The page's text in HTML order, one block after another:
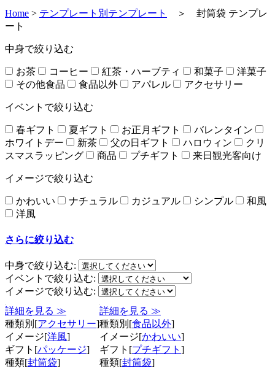
Home > テンプレート別テンプレート
＞ 封筒袋 テンプレ
ート
中身で絞り込む
お茶 コーヒー 紅茶・ハーブティ 和菓子
洋菓子
その他食品
食品以外 アパレル アクセサリー
イベントで絞り込む
春ギフト 夏ギフト お正月ギフト
バレンタイン
ホワイトデー
新茶 父の日ギフト ハロウィン
クリ
スマスラッピング
商品 プチギフト 来日観光客向け
イメージで絞り込む
かわいい ナチュラル カジュアル シンプル
和風
洋風
さらに絞り込む
中身で絞り込む:
イベントで絞り込む:
イメージで絞り込む:
詳細を見る ≫
種類別[アクセサリー]
イメージ[洋風]
ギフト[パッケージ]
種類[封筒袋]
詳細を見る ≫
種類別[食品以外]
イメージ[かわいい]
ギフト[プチギフト ]
種類[封筒袋]